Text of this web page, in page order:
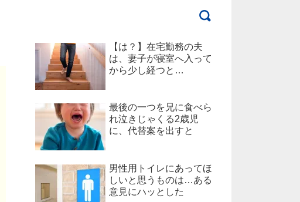
【は？】在宅勤務の夫
は、妻子が寝室へ入って
から少し経つと…
最後の一つを兄に食べら
れ泣きじゃくる2歳児
に、代替案を出すと
男性用トイレにあってほ
しいと思うものは…ある
意見にハッとした